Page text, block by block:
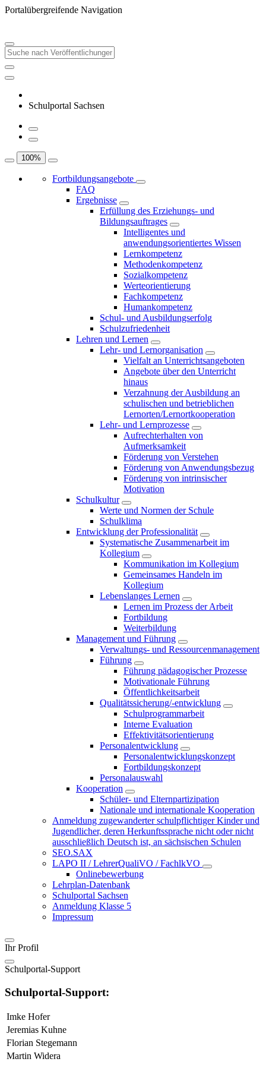
Portalübergreifende Navigation
Schulportal Sachsen
100%
Fortbildungsangebote
FAQ
Ergebnisse
Erfüllung des Erziehungs- und
Bildungsauftrages
Intelligentes und
anwendungsorientiertes Wissen
Lernkompetenz
Methodenkompetenz
Sozialkompetenz
Werteorientierung
Fachkompetenz
Humankompetenz
Schul- und Ausbildungserfolg
Schulzufriedenheit
Lehren und Lernen
Lehr- und Lernorganisation
Vielfalt an Unterrichtsangeboten
Angebote über den Unterricht
hinaus
Verzahnung der Ausbildung an
schulischen und betrieblichen
Lernorten/Lernortkooperation
Lehr- und Lernprozesse
Aufrechterhalten von
Aufmerksamkeit
Förderung von Verstehen
Förderung von Anwendungsbezug
Förderung von intrinsischer
Motivation
Schulkultur
Werte und Normen der Schule
Schulklima
Entwicklung der Professionalität
Systematische Zusammenarbeit im
Kollegium
Kommunikation im Kollegium
Gemeinsames Handeln im
Kollegium
Lebenslanges Lernen
Lernen im Prozess der Arbeit
Fortbildung
Weiterbildung
Management und Führung
Verwaltungs- und Ressourcenmanagement
Führung
Führung pädagogischer Prozesse
Motivationale Führung
Öffentlichkeitsarbeit
Qualitätssicherung/-entwicklung
Schulprogrammarbeit
Interne Evaluation
Effektivitätsorientierung
Personalentwicklung
Personalentwicklungskonzept
Fortbildungskonzept
Personalauswahl
Kooperation
Schüler- und Elternpartizipation
Nationale und internationale Kooperation
Anmeldung zugewanderter schulpflichtiger Kinder und
Jugendlicher, deren Herkunftssprache nicht oder nicht
ausschließlich Deutsch ist, an sächsischen Schulen
SEO.SAX
LAPO II / LehrerQualiVO / FachlkVO
Onlinebewerbung
Lehrplan-Datenbank
Schulportal Sachsen
Anmeldung Klasse 5
Impressum
Ihr Profil
Schulportal-Support
Schulportal-Support:
Imke Hofer
Jeremias Kuhne
Florian Stegemann
Martin Widera